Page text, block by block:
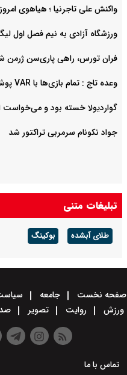
واکنش علی تاجرنیا ؛ هیاهوی
ورزشگاه آزادی به نیم فصل اول
فران تورس، راهی پاری‌سن ژرمن
وعده تاج : تمام بازی‌ها با VAR پوشش داده خواهد شد
گواردیولا خسته بود و
جواد نکونام سرمربی تراکتور شد
تبلیغات متنی
طلای آبشده بوکینگ
صفحه نخست جامعه
ورزش
روایت تصویر
تماس با ما